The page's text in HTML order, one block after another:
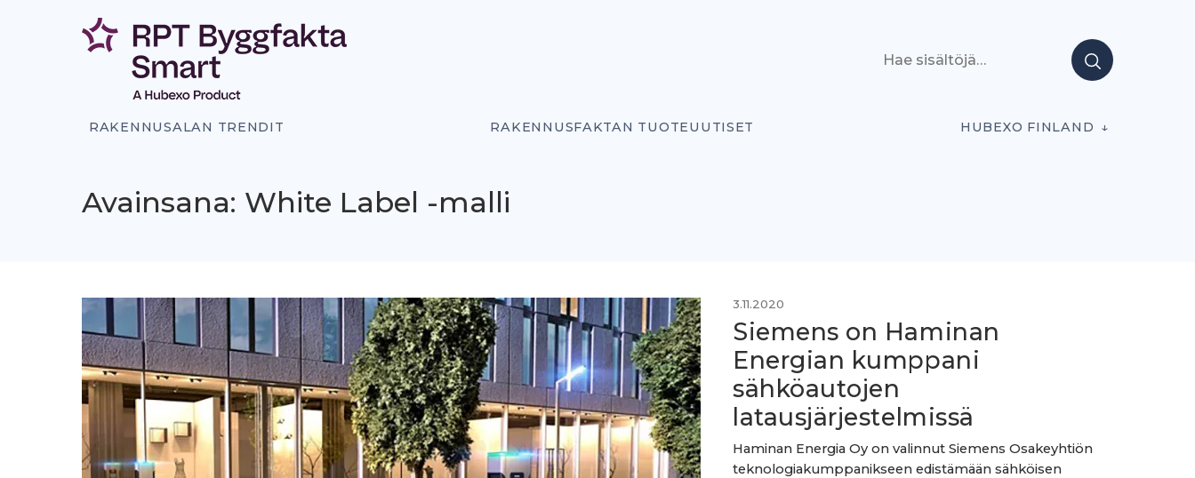
RAKENNUSALAN TRENDIT RAKENNUSFAKTAN TUOTEUUTISET HUBEXO FINLAND
Avainsana: White Label -malli
3.11.2020
Siemens on Haminan
Energian kumppani
sähköautojen
latausjärjestelmissä
Haminan Energia Oy on valinnut Siemens Osakeyhtiön
teknologiakumppanikseen edistämään sähköisen